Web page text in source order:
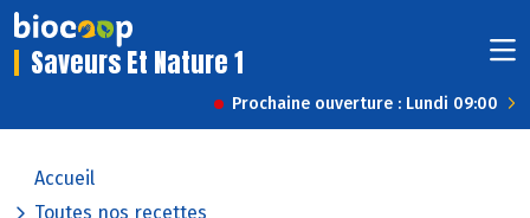
Saveurs Et Nature 1
Prochaine ouverture : Lundi 09:00
Accueil
Toutes nos recettes